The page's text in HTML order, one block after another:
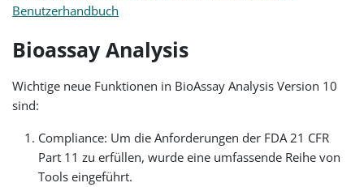
Benutzerhandbuch
Bioassay Analysis
Wichtige neue Funktionen in BioAssay Analysis Version 10
sind:
Compliance: Um die Anforderungen der FDA 21 CFR
Part 11 zu erfüllen, wurde eine umfassende Reihe von
Tools eingeführt.